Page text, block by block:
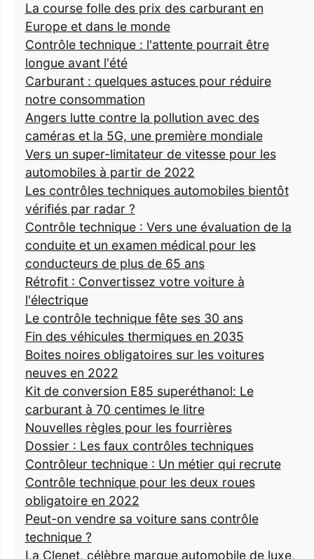
La course folle des prix des carburant en
Europe et dans le monde
Contrôle technique : l'attente pourrait être
longue avant l'été
Carburant : quelques astuces pour réduire
notre consommation
Angers lutte contre la pollution avec des
caméras et la 5G, une première mondiale
Vers un super-limitateur de vitesse pour les
automobiles à partir de 2022
Les contrôles techniques automobiles bientôt
vérifiés par radar ?
Contrôle technique : Vers une évaluation de la
conduite et un examen médical pour les
conducteurs de plus de 65 ans
Rétrofit : Convertissez votre voiture à
l'électrique
Le contrôle technique fête ses 30 ans
Fin des véhicules thermiques en 2035
Boites noires obligatoires sur les voitures
neuves en 2022
Kit de conversion E85 superéthanol: Le
carburant à 70 centimes le litre
Nouvelles règles pour les fourrières
Dossier : Les faux contrôles techniques
Contrôleur technique : Un métier qui recrute
Contrôle technique pour les deux roues
obligatoire en 2022
Peut-on vendre sa voiture sans contrôle
technique ?
La Clenet, célèbre marque automobile de luxe,